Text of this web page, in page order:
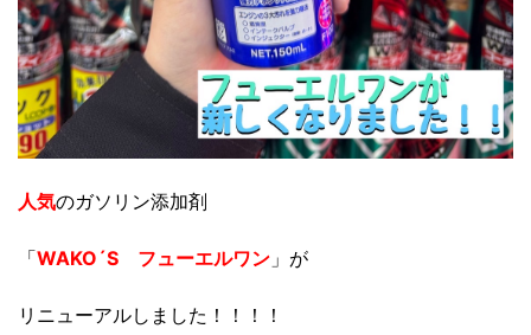
人気のガソリン添加剤
「WAKO´S フューエルワン 」が
リニューアルしました！！！！